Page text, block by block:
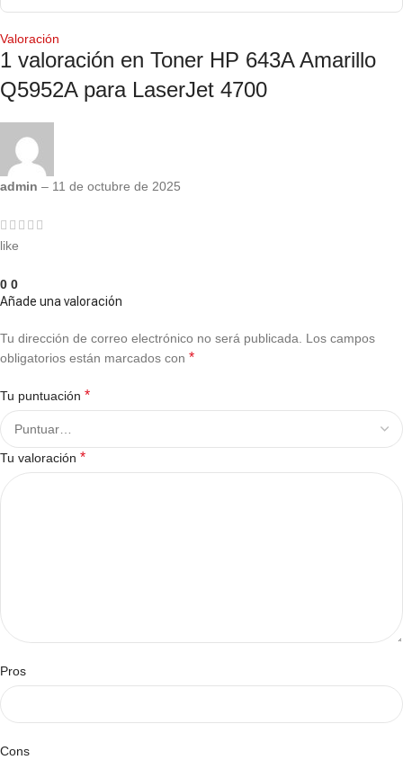
Valoración
1 valoración en Toner HP 643A Amarillo
Q5952A para LaserJet 4700
admin – 11 de octubre de 2025
like
0 0
Añade una valoración
Tu dirección de correo electrónico no será publicada.
Los campos
obligatorios están marcados con *
Tu puntuación *
Tu valoración *
Pros
Cons